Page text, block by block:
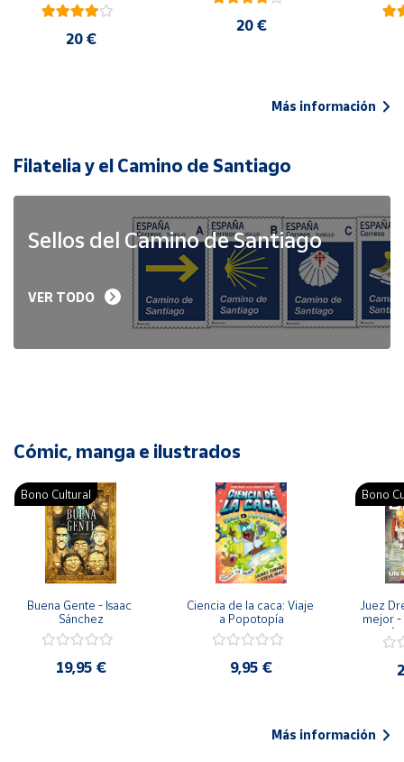
20 €
20 €
Más información
Filatelia y el Camino de Santiago
Sellos del Camino de Santiago
VER TODO
Cómic, manga e ilustrados
Bono Cultural
Buena Gente - Isaac
Sánchez
19,95 €
Ciencia de la caca: Viaje
a Popotopía
9,95 €
Bono
Juez
mejor -
Más información